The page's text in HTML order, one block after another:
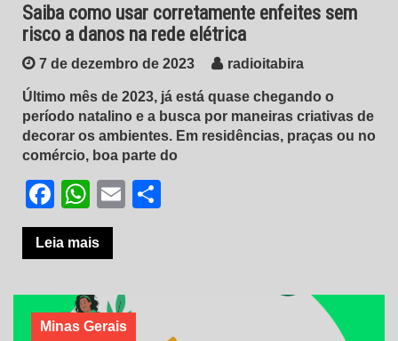
Saiba como usar corretamente enfeites sem
risco a danos na rede elétrica
7 de dezembro de 2023 radioitabira
Último mês de 2023, já está quase chegando o
período natalino e a busca por maneiras criativas de
decorar os ambientes. Em residências, praças ou no
comércio, boa parte do
Facebook
WhatsApp
Email
Leia mais
Minas Gerais